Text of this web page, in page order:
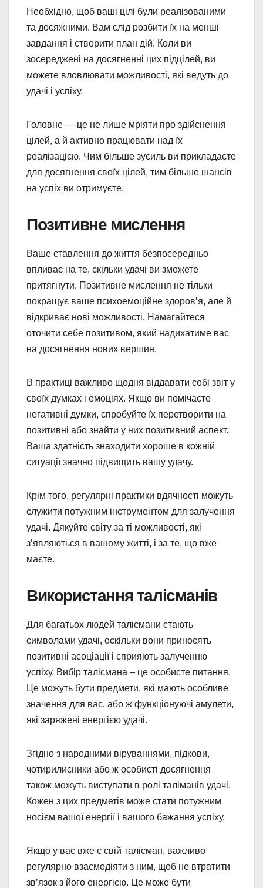
Необхідно, щоб ваші цілі були реалізованими
та досяжними. Вам слід розбити їх на менші
завдання і створити план дій. Коли ви
зосереджені на досягненні цих підцілей, ви
можете вловлювати можливості, які ведуть до
удачі і успіху.
Головне — це не лише мріяти про здійснення
цілей, а й активно працювати над їх
реалізацією. Чим більше зусиль ви прикладаєте
для досягнення своїх цілей, тим більше шансів
на успіх ви отримуєте.
Позитивне мислення
Ваше ставлення до життя безпосередньо
впливає на те, скільки удачі ви зможете
притягнути. Позитивне мислення не тільки
покращує ваше психоемоційне здоров’я, але й
відкриває нові можливості. Намагайтеся
оточити себе позитивом, який надихатиме вас
на досягнення нових вершин.
В практиці важливо щодня віддавати собі звіт у
своїх думках і емоціях. Якщо ви помічаєте
негативні думки, спробуйте їх перетворити на
позитивні або знайти у них позитивний аспект.
Ваша здатність знаходити хороше в кожній
ситуації значно підвищить вашу удачу.
Крім того, регулярні практики вдячності можуть
служити потужним інструментом для залучення
удачі. Дякуйте світу за ті можливості, які
з’являються в вашому житті, і за те, що вже
маєте.
Використання талісманів
Для багатьох людей талісмани стають
символами удачі, оскільки вони приносять
позитивні асоціації і сприяють залученню
успіху. Вибір талісмана – це особисте питання.
Це можуть бути предмети, які мають особливе
значення для вас, або ж функціонуючі амулети,
які заряжені енергією удачі.
Згідно з народними віруваннями, підкови,
чотирилисники або ж особисті досягнення
також можуть виступати в ролі таліманів удачі.
Кожен з цих предметів може стати потужним
носієм вашої енергії і вашого бажання успіху.
Якщо у вас вже є свій талісман, важливо
регулярно взаємодіяти з ним, щоб не втратити
зв’язок з його енергією. Це може бути